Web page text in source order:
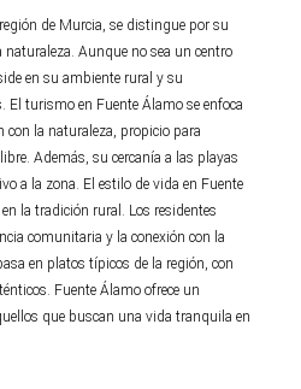
de Murcia, se distingue por su
Aunque no sea un centro
en su ambiente rural y su
El turismo en Fuente Álamo se enfoca
con la naturaleza, propicio para
Además, su cercanía a las playas
a la zona. El estilo de vida en Fuente
la tradición rural. Los residentes
comunitaria y la conexión con la
en platos típicos de la región, con
Fuente Álamo ofrece un
que buscan una vida tranquila en